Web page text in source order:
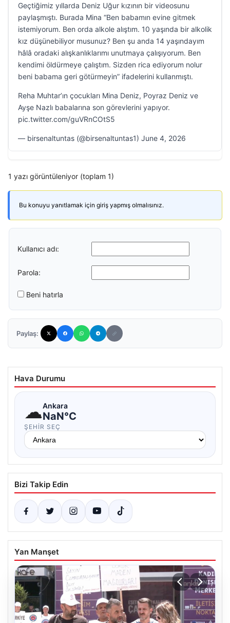
Geçtiğimiz yıllarda Deniz Uğur kızının bir videosunu
paylaşmıştı. Burada Mina “Ben babamın evine gitmek
istemiyorum. Ben orda alkole alıştım. 10 yaşında bir alkolik
kız düşünebiliyor musunuz? Ben şu anda 14 yaşındayım
hâlâ oradaki alışkanlıklarımı unutmaya çalışıyorum. Ben
kendimi öldürmeye çalıştım. Sizden rica ediyorum nolur
beni babama geri götürmeyin” ifadelerini kullanmıştı.
Reha Muhtar’ın çocukları Mina Deniz, Poyraz Deniz ve
Ayşe Nazlı babalarına son görevlerini yapıyor.
pic.twitter.com/guVRnCOtS5
— birsenaltuntas (@birsenaltuntas1) June 4, 2026
1 yazı görüntüleniyor (toplam 1)
Bu konuyu yanıtlamak için giriş yapmış olmalısınız.
Kullanıcı adı:
Parola:
Beni hatırla
Paylaş:
Hava Durumu
☁Ankara
NaN°C
ŞEHIR SEÇ
Bizi Takip Edin
Yan Manşet